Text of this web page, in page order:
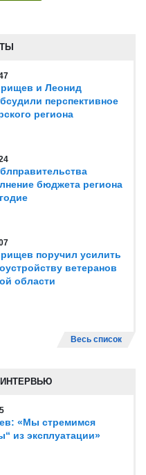
и Леонид
перспективное
региона
бюджета региона
поручил усилить
ветеранов
области
Весь список
«Мы стремимся
из эксплуатации»